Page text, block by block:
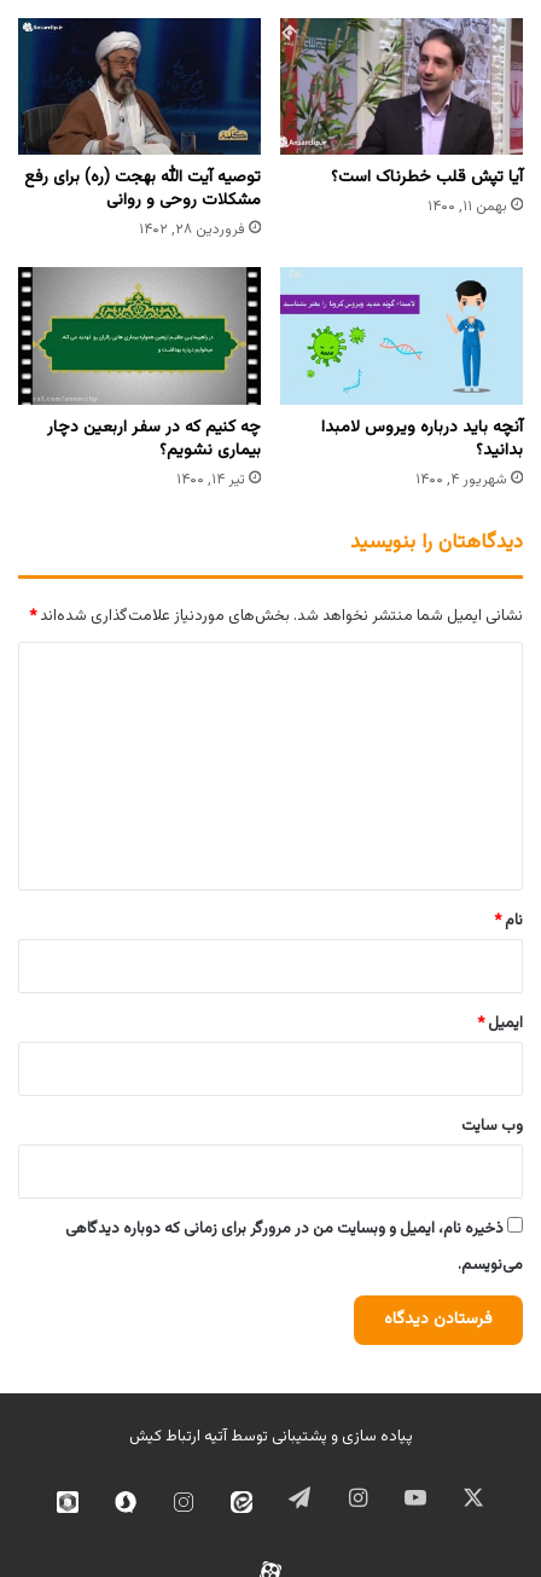
آیا تپش قلب خطرناک است؟
بهمن ۱۱, ۱۴۰۰
توصیه آیت الله بهجت (ره) برای رفع
مشکلات روحی و روانی
فروردین ۲۸, ۱۴۰۲
آنچه باید درباره ویروس لامبدا
بدانید؟
شهریور ۴, ۱۴۰۰
چه کنیم که در سفر اربعین دچار
بیماری نشویم؟
تیر ۱۴, ۱۴۰۰
دیدگاهتان را بنویسید
نشانی ایمیل شما منتشر نخواهد شد. بخش‌های موردنیاز علامت‌گذاری شده‌اند*
نام*
ایمیل*
وب‌ سایت
ذخیره نام، ایمیل و وبسایت من در مرورگر برای زمانی که دوباره دیدگاهی
می‌نویسم.
پیاده سازی و پشتیبانی توسطآتیه ارتباط کیش
ایکس یوتیوب اینستاگرامتلگرام ایتا
اینستاگرامسروش